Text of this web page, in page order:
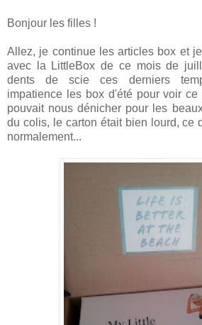
Bonjour les filles !
Allez, je continue les articles box et
avec la LittleBox de ce mois de
dents de scie ces derniers
impatience les box d'été pour voir ce
pouvait nous dénicher pour les
du colis, le carton était bien lourd, ce
normalement...